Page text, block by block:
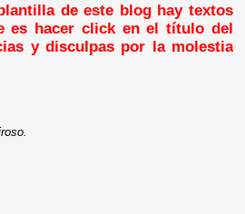
de este blog hay textos
es hacer click en el título del
y disculpas por la molestia